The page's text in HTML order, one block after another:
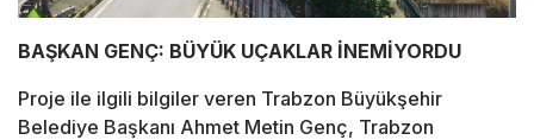
BAŞKAN GENÇ: BÜYÜK UÇAKLAR İNEMİYORDU
Proje ile ilgili bilgiler veren Trabzon Büyükşehir
Belediye Başkanı Ahmet Metin Genç, Trabzon